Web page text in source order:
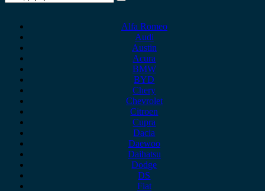
Alfa Romeo
Audi
Austin
Acura
BMW
BYD
Chery
Chevrolet
Citroen
Cupra
Dacia
Daewoo
Daihatsu
Dodge
DS
Fiat